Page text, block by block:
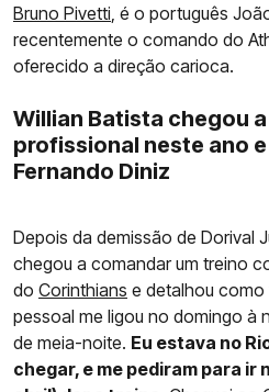
Bruno Pivetti, é o português
recentemente o comando do
oferecido a direção carioca.
Willian Batista chegou
profissional neste ano
Fernando Diniz
Depois da demissão de Dorival
chegou a comandar um treino
do Corinthians e detalhou
pessoal me ligou no domingo à
de meia-noite. Eu estava no
chegar, e me pediram para ir